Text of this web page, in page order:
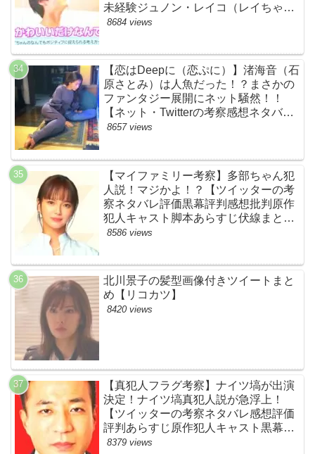
未経験ジュノン・レイコ（レイちゃ
ん）頑張れ！ルイルイかわいすぎる
BE:FIRST・ビーファースト】
8684 views
【恋はDeepに（恋ぷに）】渚海音（石
原さとみ）は人魚だった！？まさかの
ファンタジー展開にネット騒然！！
【ネット・Twitterの考察感想ネタバレ
評価評判あらすじまとめ】
8657 views
【マイファミリー考察】多部ちゃん犯
人説！マジかよ！？【ツイッターの考
察ネタバレ評価黒幕評判感想批判原作
犯人キャスト脚本あらすじ伏線まと
め・多部未華子】
8586 views
北川景子の髪型画像付きツイートまと
め【リコカツ】
8420 views
【真犯人フラグ考察】ナイツ塙が出演
決定！ナイツ塙真犯人説が急浮上！
【ツイッターの考察ネタバレ感想評価
評判あらすじ原作犯人キャスト黒幕伏
線まとめ】
8379 views